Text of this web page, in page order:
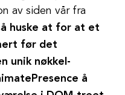
av siden vår fra
huske at for at et
før det
unik nøkkel-
å